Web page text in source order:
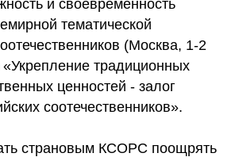
и своевременность
тематической
(Москва, 1-2
«Укрепление традиционных
ценностей - залог
соотечественников».
страновым КСОРС поощрять